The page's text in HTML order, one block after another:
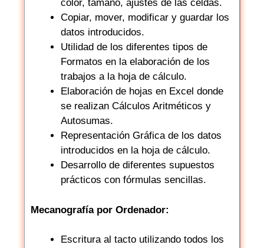
color, tamaño, ajustes de las celdas.
Copiar, mover, modificar y guardar los
datos introducidos.
Utilidad de los diferentes tipos de
Formatos en la elaboración de los
trabajos a la hoja de cálculo.
Elaboración de hojas en Excel donde
se realizan Cálculos Aritméticos y
Autosumas.
Representación Gráfica de los datos
introducidos en la hoja de cálculo.
Desarrollo de diferentes supuestos
prácticos con fórmulas sencillas.
Mecanografía por Ordenador:
Escritura al tacto utilizando todos los